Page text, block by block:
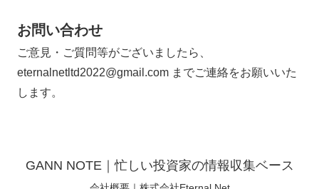
お問い合わせ
ご意見・ご質問等がございましたら、
eternalnetltd2022@gmail.com までご連絡をお願いいた
します。
GANN NOTE｜忙しい投資家の情報収集ベース